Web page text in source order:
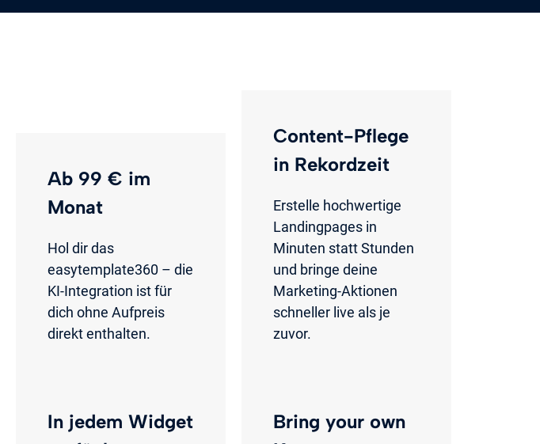
Ab 99 € im
Monat
Hol dir das
easytemplate360 – die
KI-Integration ist für
dich ohne Aufpreis
direkt enthalten.
In jedem Widget
Content-Pflege
in Rekordzeit
Erstelle hochwertige
Landingpages in
Minuten statt Stunden
und bringe deine
Marketing-Aktionen
schneller live als je
zuvor.
Bring your own